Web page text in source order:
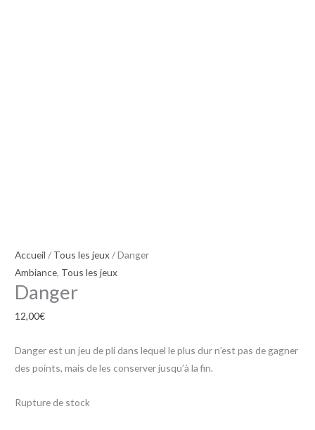
Accueil / Tous les jeux/ Danger
Ambiance, Tous les jeux
Danger
12,00€
Danger est un jeu de pli dans lequel le plus dur n’est pas de gagner
des points, mais de les conserver jusqu’à la fin.
Rupture de stock